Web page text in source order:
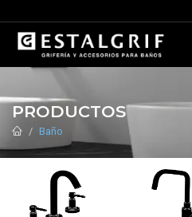
PRODUCTOS
Baño